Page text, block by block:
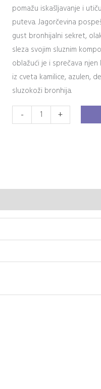
pomažu iskašljavanje i
puteva. Jagorčevina
gust bronhijalni sekret,
sleza svojim sluznim
oblažući je i sprečava
iz cveta kamilice, azulen,
sluzokoži bronhija.
- +